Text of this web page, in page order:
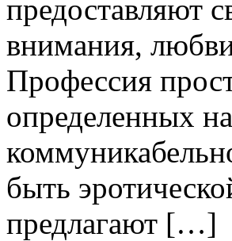
предоставляют
внимания,
Профессия
определенных
быть
предлагают […]